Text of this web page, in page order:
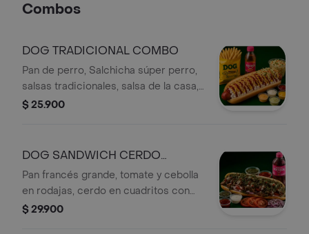
Combos
DOG TRADICIONAL COMBO
Pan de perro, Salchicha súper perro,
salsas tradicionales, salsa de la casa,
ensalada de repollo zanahoria y
$ 25.900
DOG SANDWICH CERDO
RANCHERO COMBO
Pan francés grande, tomate y cebolla
en rodajas, cerdo en cuadritos con
especias especial de la casa, jamón
$ 29.900